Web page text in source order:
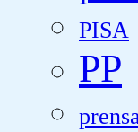
PISA
PP